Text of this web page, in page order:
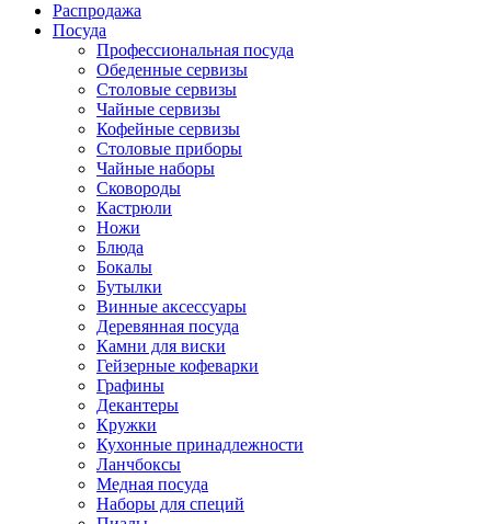
Распродажа
Посуда
Профессиональная посуда
Обеденные сервизы
Столовые сервизы
Чайные сервизы
Кофейные сервизы
Столовые приборы
Чайные наборы
Сковороды
Кастрюли
Ножи
Блюда
Бокалы
Бутылки
Винные аксессуары
Деревянная посуда
Камни для виски
Гейзерные кофеварки
Графины
Декантеры
Кружки
Кухонные принадлежности
Ланчбоксы
Медная посуда
Наборы для специй